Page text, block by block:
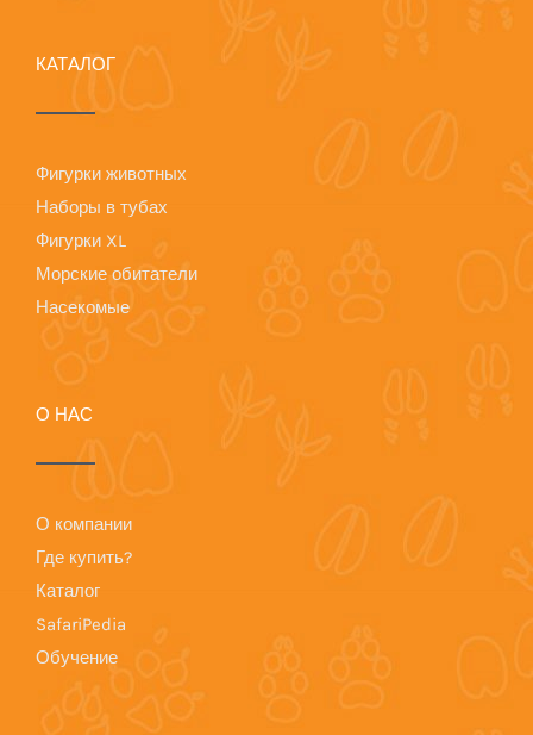
КАТАЛОГ
Фигурки животных
Наборы в тубах
Фигурки XL
Морские обитатели
Насекомые
О НАС
О компании
Где купить?
Каталог
SafariPedia
Обучение